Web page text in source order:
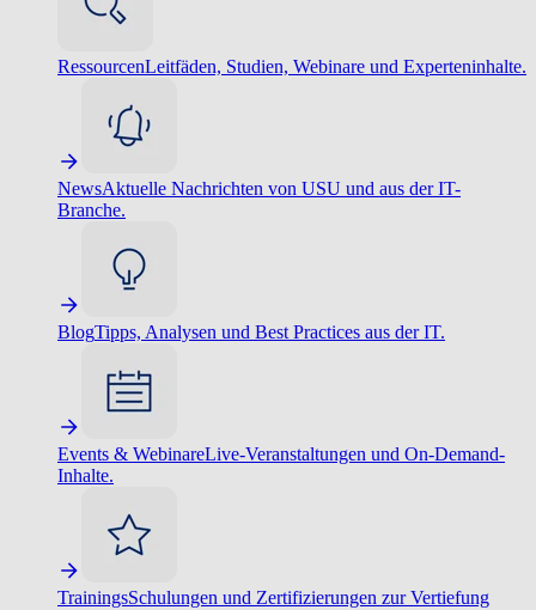
RessourcenLeitfäden, Studien, Webinare und Experteninhalte.
NewsAktuelle Nachrichten von USU und aus der IT-
Branche.
BlogTipps, Analysen und Best Practices aus der IT.
Events & WebinareLive-Veranstaltungen und On-Demand-
Inhalte.
TrainingsSchulungen und Zertifizierungen zur Vertiefung